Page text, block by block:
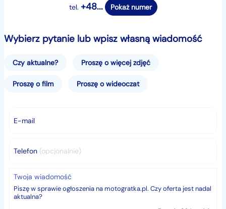
tel. +48... Pokaż numer
Wybierz pytanie lub wpisz własną wiadomość
Czy aktualne? Proszę o więcej zdjęć
Proszę o film Proszę o wideoczat
E-mail
Telefon (opcjonalnie)
Twoja wiadomość